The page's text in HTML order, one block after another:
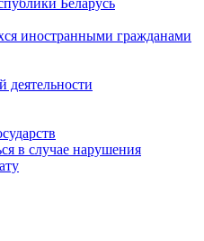
Беларусь
иностранными гражданами
деятельности
в случае нарушения